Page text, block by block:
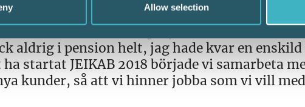
Allow selection
driver en redovisningsbyrå utanför
aldrig i pension helt, jag hade kvar en
startat JEIKAB 2018 började vi samarbeta
kunder, så att vi hinner jobba som vi vill